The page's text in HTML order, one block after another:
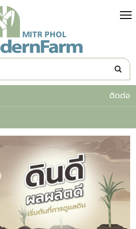
ติดต่อ